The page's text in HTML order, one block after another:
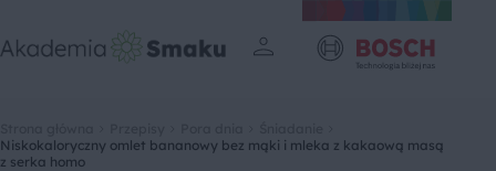
Niskokaloryczny omlet bananowy bez mąki i mleka z kakaową masą
z serka homo